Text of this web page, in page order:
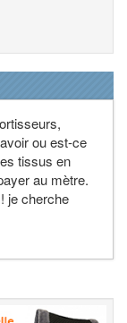
ou est-ce
tissus en
au mètre.
je cherche